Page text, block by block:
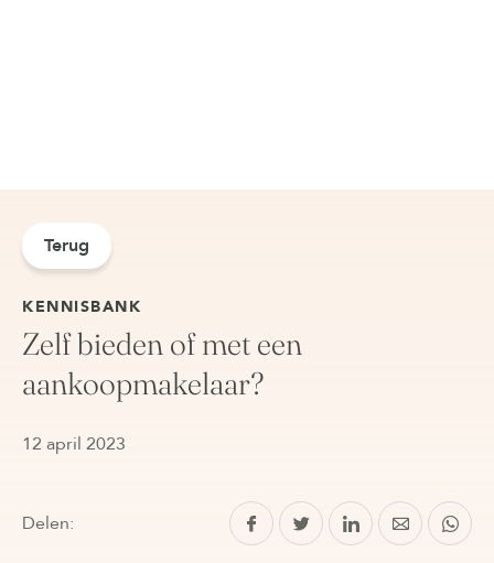
Terug
KENNISBANK
Zelf bieden of met een
aankoopmakelaar?
12 april 2023
Delen: